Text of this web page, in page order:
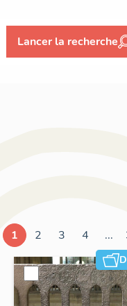
Lancer la recherche
1 2 3 4 ...